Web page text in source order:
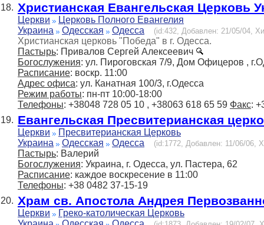
18. Христианская Евангельская Церковь
Церкви
Церковь Полного Евангелия
Украина
Одесская Одесса (id:432, Добавлен: 21/05/04,
Христианская церковь "Победа" в г. Одесса.
Пастырь: Привалов Сергей Алексеевич
Богослужения: ул. Пироговская 7/9, Дом Офицеров ,
Расписание: воскр. 11:00
Адрес офиса: ул. Канатная 100/3, г.Одесса
Режим работы: пн-пт 10:00-18:00
Телефоны: +38048 728 05 10 , +38063 618 65 59 Факс:
19. Евангельская Пресвитерианская
Церкви
Пресвитерианская Церковь
Украина
Одесская Одесса (id:1772, Добавлен: 11/06/06,
Пастырь: Валерий
Богослужения: Украина, г. Одесса, ул. Пастера, 62
Расписание: каждое воскресение в 11:00
Телефоны: +38 0482 37-15-19
20. Храм св. Апостола Андрея
Церкви
Греко-католическая Церковь